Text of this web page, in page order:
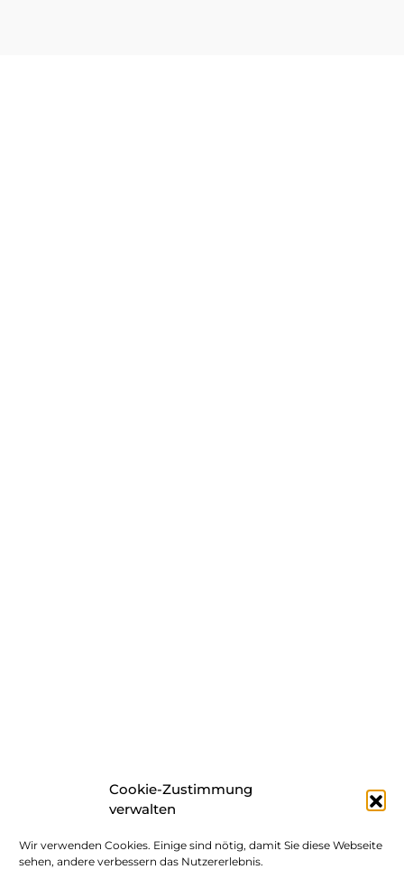
Cookie-Zustimmung
verwalten
Wir verwenden Cookies. Einige sind nötig, damit Sie diese Webseite
sehen, andere verbessern das Nutzererlebnis.